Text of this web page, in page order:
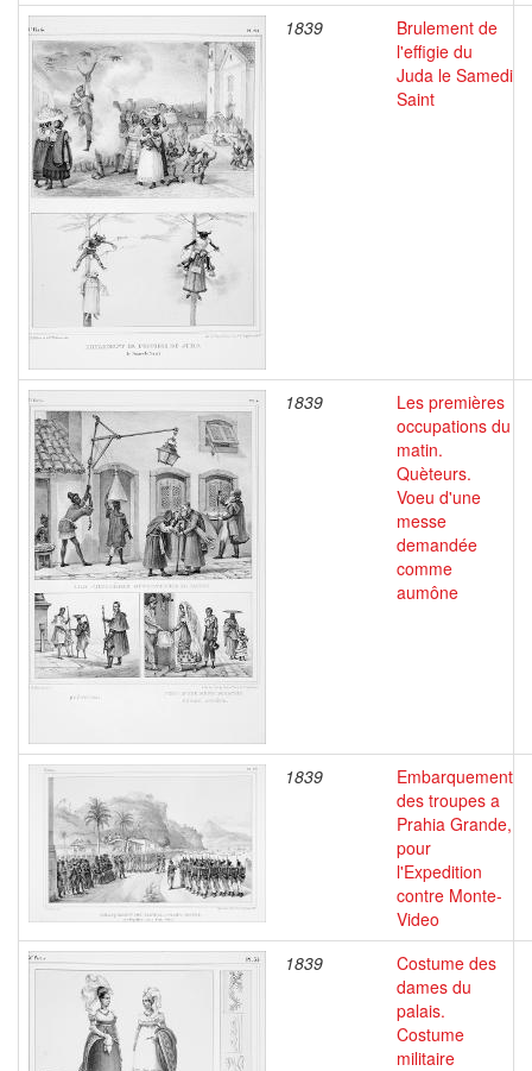
1839
Brulement de
l'effigie du
Juda le Samedi
Saint
1839
Les premières
occupations du
matin.
Quèteurs.
Voeu d'une
messe
demandée
comme
aumône
1839
Embarquement
des troupes a
Prahia Grande,
pour
l'Expedition
contre Monte-
Video
1839
Costume des
dames du
palais.
Costume
militaire